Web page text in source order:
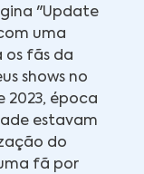
"Update
uma
os fãs da
shows no
2023, época
estavam
do
fã por